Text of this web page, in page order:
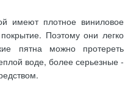
имеют плотное виниловое
Поэтому они легко
пятна можно протереть
воде, более серьезные -